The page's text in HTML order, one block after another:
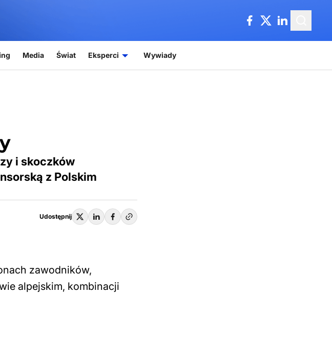
Media Świat Eksperci Wywiady
i skoczków
z Polskim
Udostępnij
zawodników,
alpejskim, kombinacji